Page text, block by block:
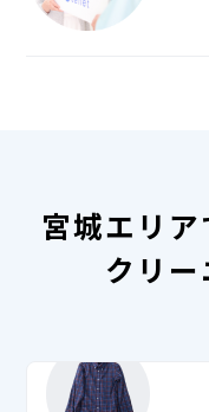
宮城エリ
クリ